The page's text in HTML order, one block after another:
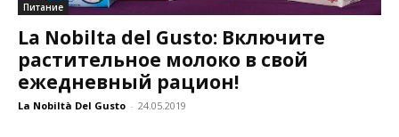
Питание
La Nobilta del Gusto: Включите
растительное молоко в свой
ежедневный рацион!
La Nobiltà Del Gusto - 24.05.2019